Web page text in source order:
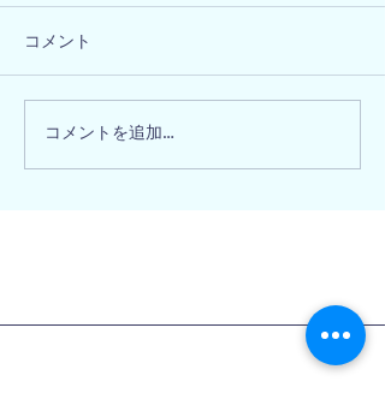
和歌山県海南市 Y様邸
コメント
コメントを追加…